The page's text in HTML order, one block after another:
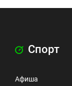
Спорт
Афиша